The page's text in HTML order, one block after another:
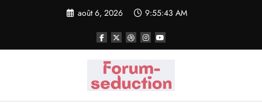
août 6, 2026 9:55:43 AM